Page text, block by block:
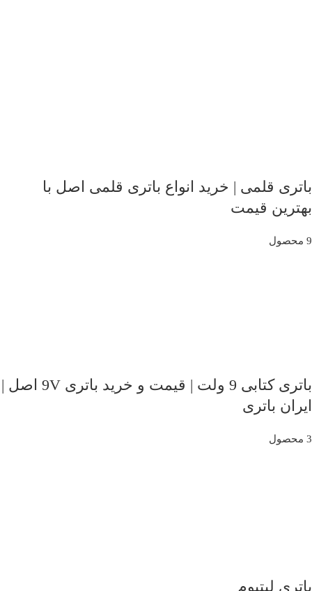
باتری قلمی | خرید انواع باتری قلمی اصل با
بهترین قیمت
9 محصول
باتری کتابی 9 ولت | قیمت و خرید باتری 9V اصل |
ایران باتری
3 محصول
باتری لیتیوم